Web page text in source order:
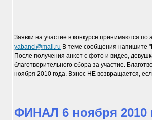
Заявки на участие в конкурсе принимаются по
yabanci@mail.ru В теме сообщения напишите
После получения анкет с фото и видео,
благотворительного сбора за участие.
ноября 2010 года. Взнос НЕ возвращается,
ФИНАЛ 6 ноября 2010